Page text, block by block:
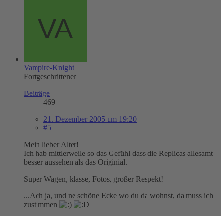
Vampire-Knight
Fortgeschrittener
Beiträge
469
21. Dezember 2005 um 19:20
#5
Mein lieber Alter!
Ich hab mittlerweile so das Gefühl dass die Replicas allesamt
besser aussehen als das Originial.
Super Wagen, klasse, Fotos, großer Respekt!
...Ach ja, und ne schöne Ecke wo du da wohnst, da muss ich
zustimmen